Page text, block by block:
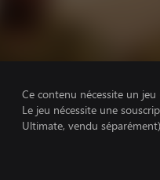
Ce contenu nécessite un
Le jeu nécessite une
Ultimate, vendu